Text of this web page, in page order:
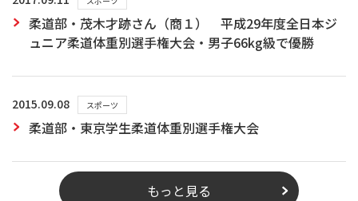
柔道部・茂木才跡さん（商１） 平成29年度全日本ジ
ュニア柔道体重別選手権大会・男子66kg級で優勝
2015.09.08 スポーツ
柔道部・東京学生柔道体重別選手権大会
もっと見る